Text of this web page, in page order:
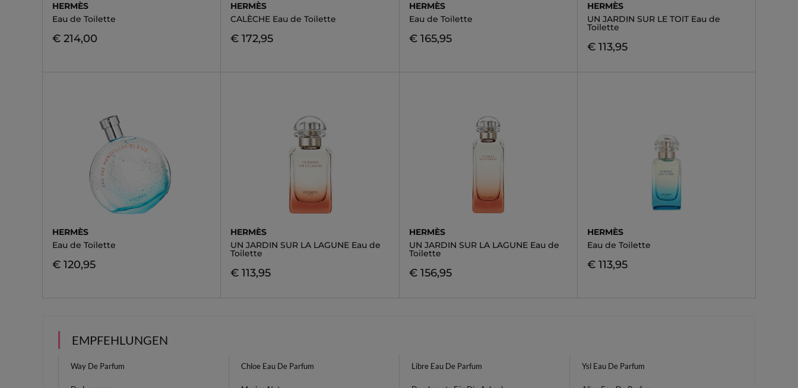
HERMÈS
Eau de Toilette
€ 214,00
HERMÈS
CALÈCHE Eau de Toilette
€ 172,95
HERMÈS
Eau de Toilette
€ 165,95
HERMÈS
UN JARDIN SUR LE TOIT Eau de
Toilette
€ 113,95
HERMÈS
Eau de Toilette
€ 120,95
HERMÈS
UN JARDIN SUR LA LAGUNE Eau de
Toilette
€ 113,95
HERMÈS
UN JARDIN SUR LA LAGUNE Eau de
Toilette
€ 156,95
HERMÈS
Eau de Toilette
€ 113,95
EMPFEHLUNGEN
Way De Parfum Chloe Eau De Parfum Libre Eau De Parfum Ysl Eau De Parfum